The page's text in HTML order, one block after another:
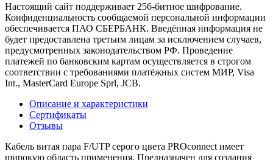
Настоящий сайт поддерживает 256-битное шифрование.
Конфиденциальность сообщаемой персональной информации
обеспечивается ПАО СБЕРБАНК. Введённая информация не
будет предоставлена третьим лицам за исключением случаев,
предусмотренных законодательством РФ. Проведение
платежей по банковским картам осуществляется в строгом
соответствии с требованиями платёжных систем МИР, Visa
Int., MasterCard Europe Sprl, JCB.
Описание и характеристики
Сертификаты
Отзывы
Кабель витая пара F/UTP серого цвета PROconnect имеет
широкую область применения. Предназначен для создания